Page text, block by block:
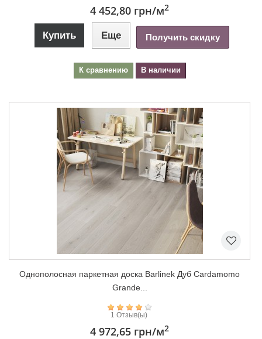
4 452,80 грн/м2
Купить Еще Получить скидку
К сравнению В наличии
Однополосная паркетная доска Barlinek Дуб Cardamomo
Grande...
1 Отзыв(ы)
4 972,65 грн/м2